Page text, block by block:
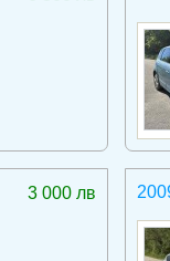
3 000 лв